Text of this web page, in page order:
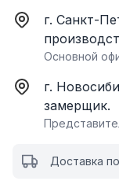
г. Санкт-
Основной
г.
замерщик.
Доставка